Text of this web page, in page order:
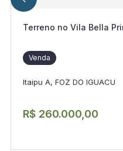
Terreno no Vila Bella
Venda
Itaipu A, FOZ DO IGUACU
R$ 260.000,00